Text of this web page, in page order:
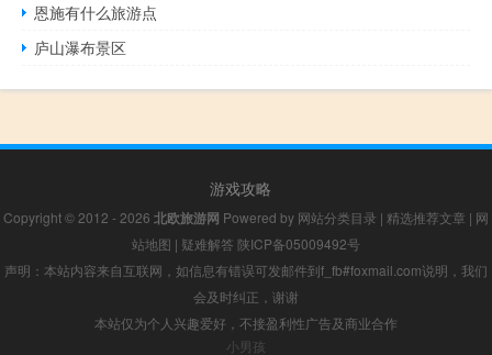
恩施有什么旅游点
庐山瀑布景区
游戏攻略
Copyright © 2012 - 2026 北欧旅游网 Powered by 网站分类目录 | 精选推荐文章 | 网
站地图 | 疑难解答 陕ICP备05009492号
声明：本站内容来自互联网，如信息有错误可发邮件到f_fb#foxmail.com说明，我们
会及时纠正，谢谢
本站仅为个人兴趣爱好，不接盈利性广告及商业合作
小男孩